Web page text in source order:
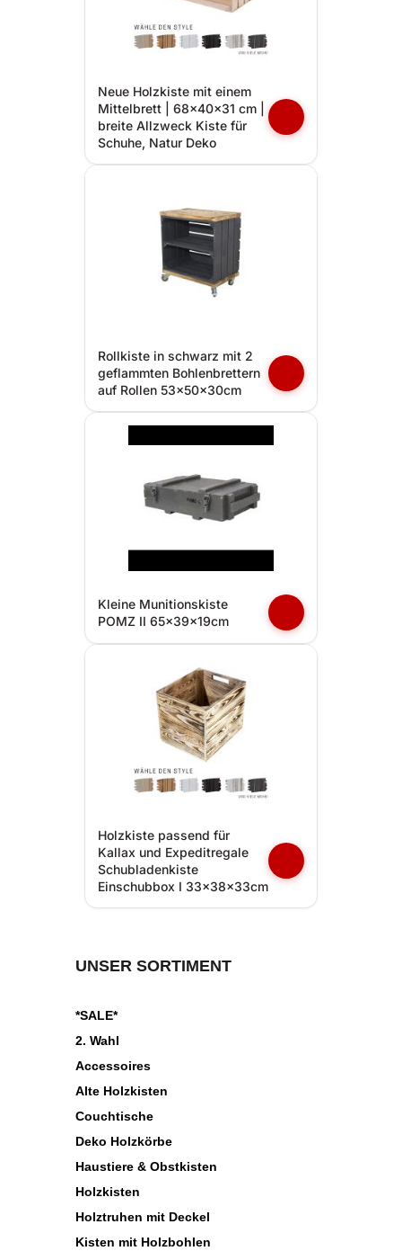
Neue Holzkiste mit einem
Mittelbrett | 68x40x31 cm |
breite Allzweck Kiste für
Schuhe, Natur Deko
Rollkiste in schwarz mit 2
geflammten Bohlenbrettern
auf Rollen 53x50x30cm
Kleine Munitionskiste
POMZ II 65x39x19cm
Holzkiste passend für
Kallax und Expeditregale
Schubladenkiste
Einschubbox I 33x38x33cm
UNSER SORTIMENT
*SALE*
2. Wahl
Accessoires
Alte Holzkisten
Couchtische
Deko Holzkörbe
Haustiere & Obstkisten
Holzkisten
Holztruhen mit Deckel
Kisten mit Holzbohlen